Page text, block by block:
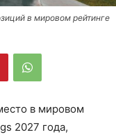
в мировом рейтинге
в мировом
2027 года,